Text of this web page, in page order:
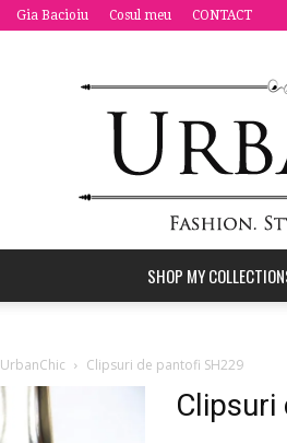
Gia Bacioiu Cosul meu CONTACT
SHOP MY
UrbanChic Clipsuri de pantofi SH229
Clipsuri